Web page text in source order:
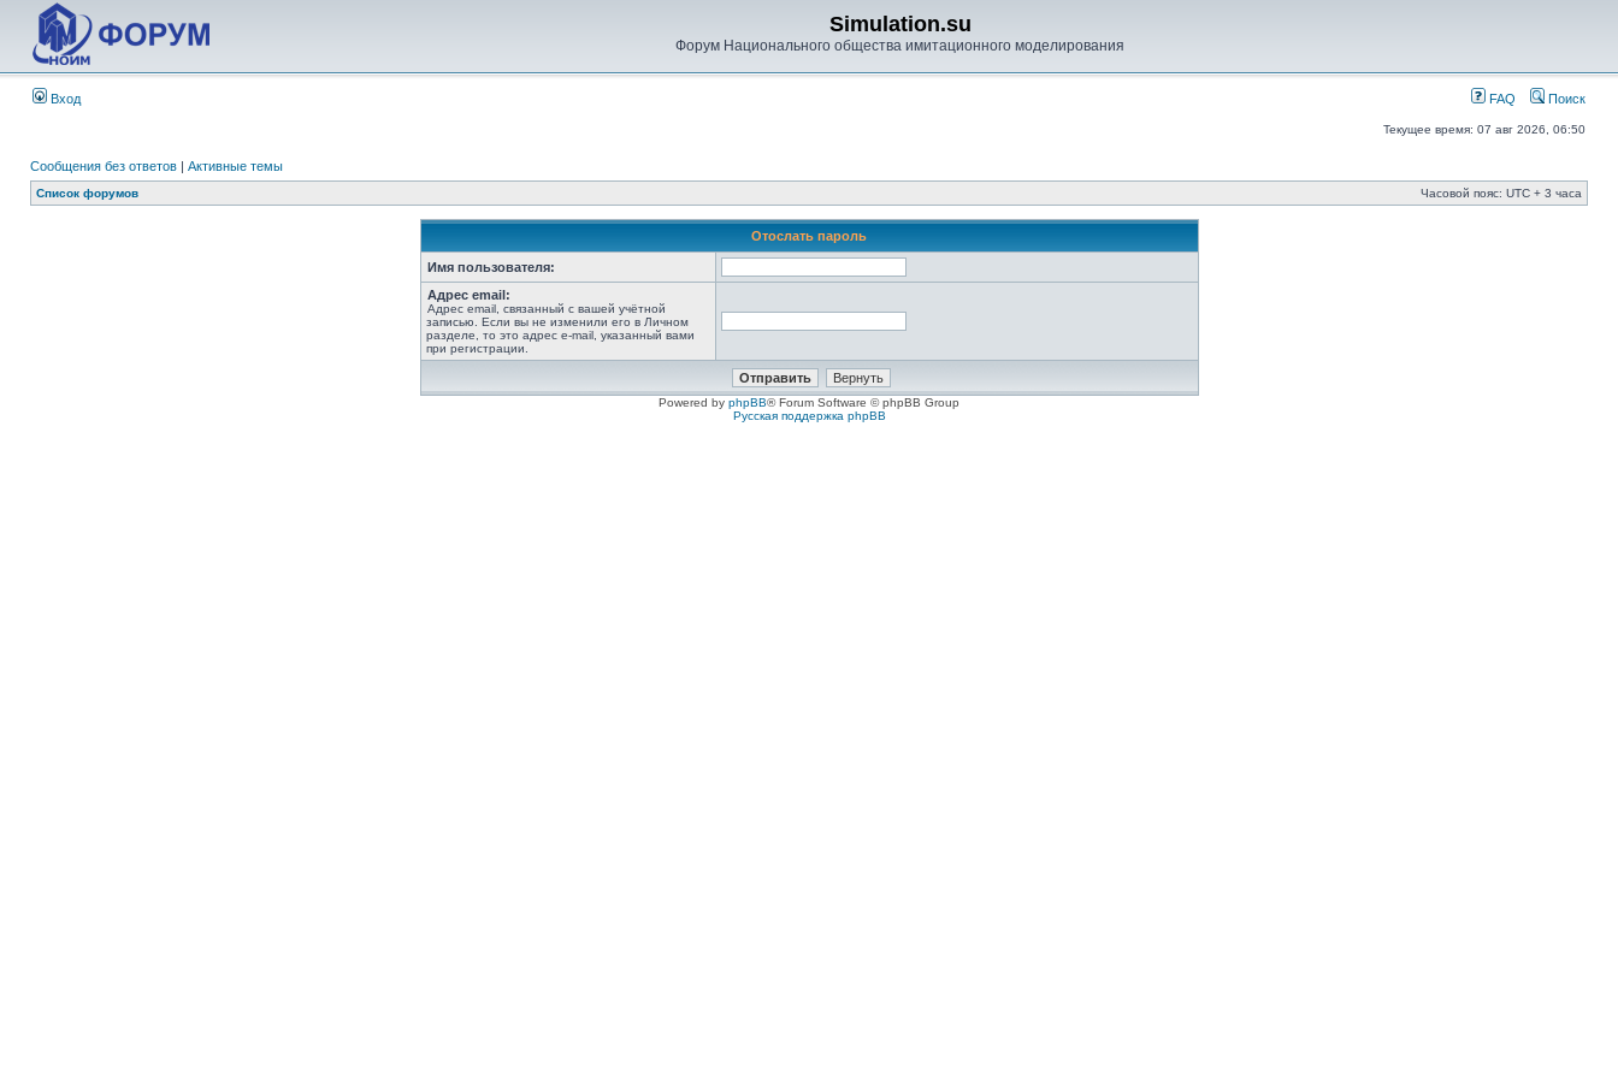
Simulation.su
Форум Национального общества имитационного моделирования
Вход FAQ Поиск
Текущее время: 07 авг 2026, 06:50
Сообщения без ответов | Активные темы
Список форумов Часовой пояс: UTC + 3 часа
Отослать пароль
Имя пользователя:
Адрес email:
Адрес email, связанный с вашей учётной
записью. Если вы не изменили его в Личном
разделе, то это адрес e-mail, указанный вами
при регистрации.
Powered by phpBB® Forum Software © phpBB Group
Русская поддержка phpBB